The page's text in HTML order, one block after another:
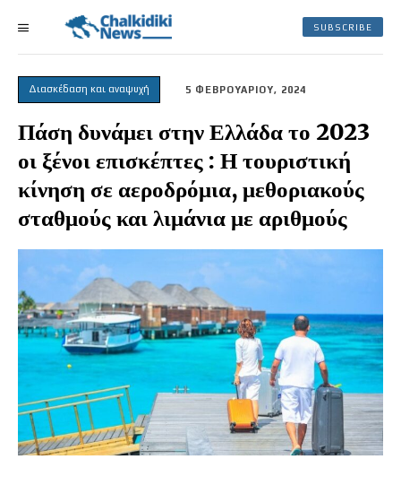
SUBSCRIBE
Διασκέδαση και αναψυχή 5 ΦΕΒΡΟΥΑΡΙΟΥ, 2024
Πάση δυνάμει στην Ελλάδα το 2023
οι ξένοι επισκέπτες : Η τουριστική
κίνηση σε αεροδρόμια, μεθοριακούς
σταθμούς και λιμάνια με αριθμούς